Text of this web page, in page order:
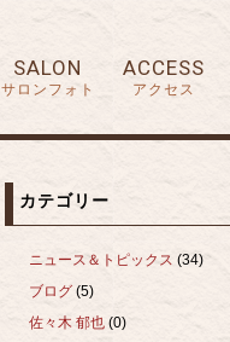
SALON
サロンフォト
ACCESS
アクセス
カテゴリー
ニュース＆トピックス (34)
ブログ(5)
佐々木 郁也(0)